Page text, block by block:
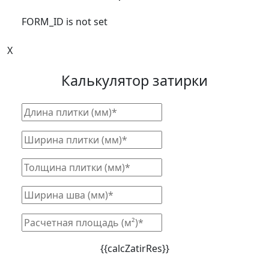
FORM_ID is not set
X
Калькулятор затирки
{{calcZatirRes}}